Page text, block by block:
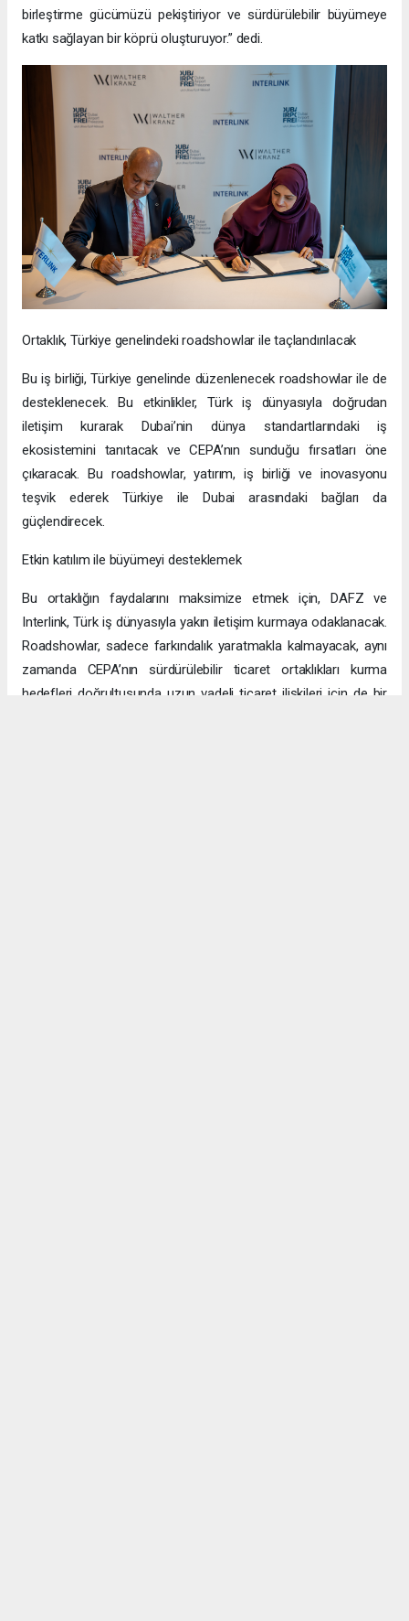
birleştirme gücümüzü pekiştiriyor ve sürdürülebilir büyümeye
katkı sağlayan bir köprü oluşturuyor.” dedi.
Ortaklık, Türkiye genelindeki roadshowlar ile taçlandırılacak
Bu iş birliği, Türkiye genelinde düzenlenecek roadshowlar ile de
desteklenecek. Bu etkinlikler, Türk iş dünyasıyla doğrudan
iletişim kurarak Dubai’nin dünya standartlarındaki iş
ekosistemini tanıtacak ve CEPA’nın sunduğu fırsatları öne
çıkaracak. Bu roadshowlar, yatırım, iş birliği ve inovasyonu
teşvik ederek Türkiye ile Dubai arasındaki bağları da
güçlendirecek.
Etkin katılım ile büyümeyi desteklemek
Bu ortaklığın faydalarını maksimize etmek için, DAFZ ve
Interlink, Türk iş dünyasıyla yakın iletişim kurmaya odaklanacak.
Roadshowlar, sadece farkındalık yaratmakla kalmayacak, aynı
zamanda CEPA’nın sürdürülebilir ticaret ortaklıkları kurma
hedefleri doğrultusunda uzun vadeli ticaret ilişkileri için de bir